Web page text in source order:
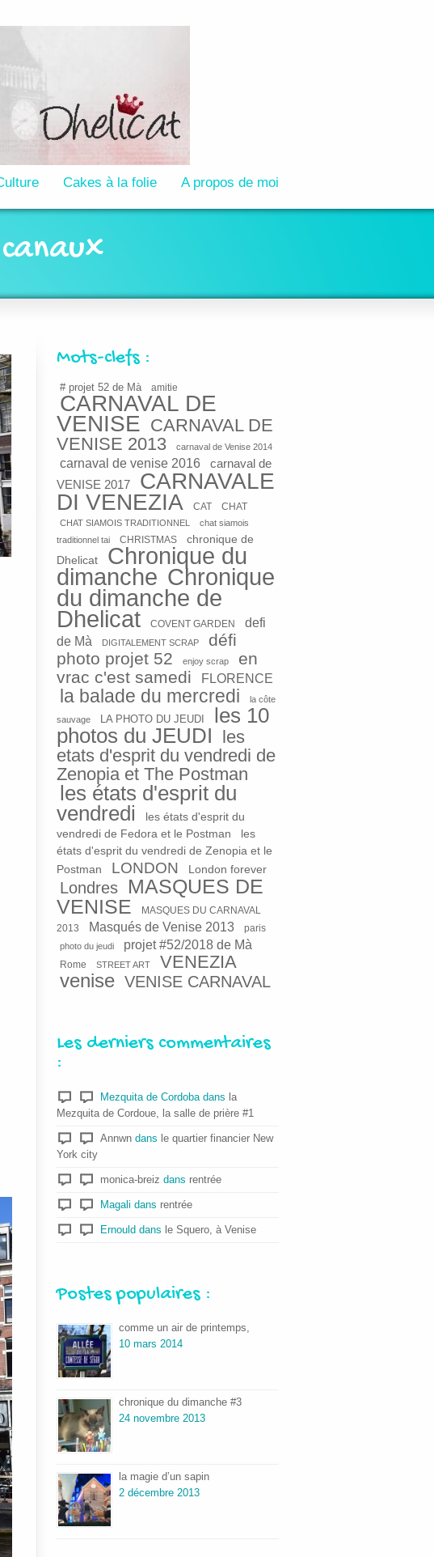
Cakes à la folie A propos de moi
Mots-clefs :
# projet 52 de Mà amitie
CARNAVAL DE
VENISE CARNAVAL DE
VENISE 2013
carnaval de Venise 2014
carnaval de venise 2016
carnaval de
VENISE 2017
CARNAVALE
DI VENEZIA
CAT CHAT
CHAT SIAMOIS TRADITIONNEL
chat siamois
traditionnel tai
CHRISTMAS
chronique de
Dhelicat
Chronique du
dimanche Chronique
du dimanche de
Dhelicat
COVENT GARDEN
defi
de Mà
DIGITALEMENT SCRAP
défi
photo projet 52
enjoy scrap
en
vrac c'est samedi
FLORENCE
la balade du mercredi la côte
sauvage LA PHOTO DU JEUDI
les 10
photos du JEUDI
les
etats d'esprit du vendredi de
Zenopia et The Postman
les états d'esprit du
vendredi
les états d'esprit du
vendredi de Fedora et le Postman
les
états d'esprit du vendredi de Zenopia et le
Postman
LONDON London forever
Londres
MASQUES DE
VENISE
MASQUES DU CARNAVAL
2013
Masqués de Venise 2013 paris
photo du jeudi projet #52/2018 de Mà
Rome STREET ART VENEZIA
venise VENISE CARNAVAL
Les derniers commentaires
:
Mezquita de Cordoba dans la
Mezquita de Cordoue, la salle de prière #1
Annwn dans le quartier financier New
York city
monica-breiz dans rentrée
Magali dans rentrée
Ernould dans le Squero, à Venise
Postes populaires :
comme un air de printemps,
10 mars 2014
chronique du dimanche #3
24 novembre 2013
la magie d’un sapin
2 décembre 2013